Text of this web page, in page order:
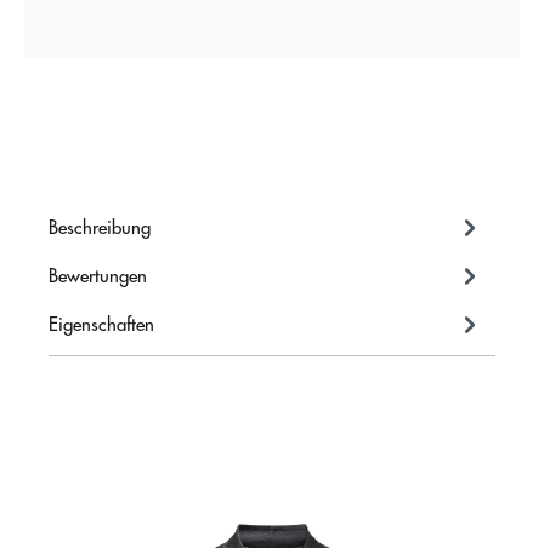
Beschreibung
Bewertungen
Eigenschaften